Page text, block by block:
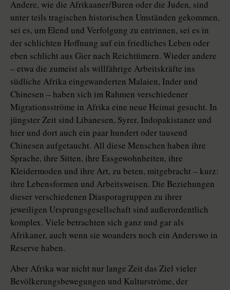
Andere, wie die Afrikaaner/Buren oder die Juden, sind
unter teils tragischen historischen Umständen gekommen,
sei es, um Elend und Verfolgung zu entrinnen, sei es in
der schlichten Hoffnung auf ein friedliches Leben oder
eben schlicht aus Gier nach Reichtümern. Wieder andere
– etwa die zumeist als willfährige Arbeitskräfte ins
südliche Afrika eingewanderten Malaien, Inder und
Chinesen – haben sich im Rahmen verschiedener
Migrationsströme in Afrika eine neue Heimat gesucht. In
jüngster Zeit sind Libanesen, Syrer, Indopakistaner und
hier und dort auch ein paar hundert oder tausend
Chinesen aufgetaucht. All diese Menschen haben ihre
Sprache, ihre Sitten, ihre Essgewohnheiten, ihre
Kleidermoden und ihre Art, zu beten, mitgebracht – kurz:
ihre Lebensformen und Arbeitsweisen. Die Beziehungen
dieser verschiedenen Diasporagruppen zu ihrer
jeweiligen Ursprungsgesellschaft sind außerordentlich
komplex. Viele betrachten sich ganz und gar als
Afrikaner, auch wenn sie woanders noch ein Anderswo in
Reserve haben.
Aber Afrika war nicht nur lange Zeit das Ziel vieler
Bevölkerungsbewegungen und Kulturströme, der